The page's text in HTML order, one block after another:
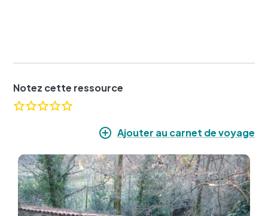
Notez cette ressource
Ajouter au carnet de voyage
Image